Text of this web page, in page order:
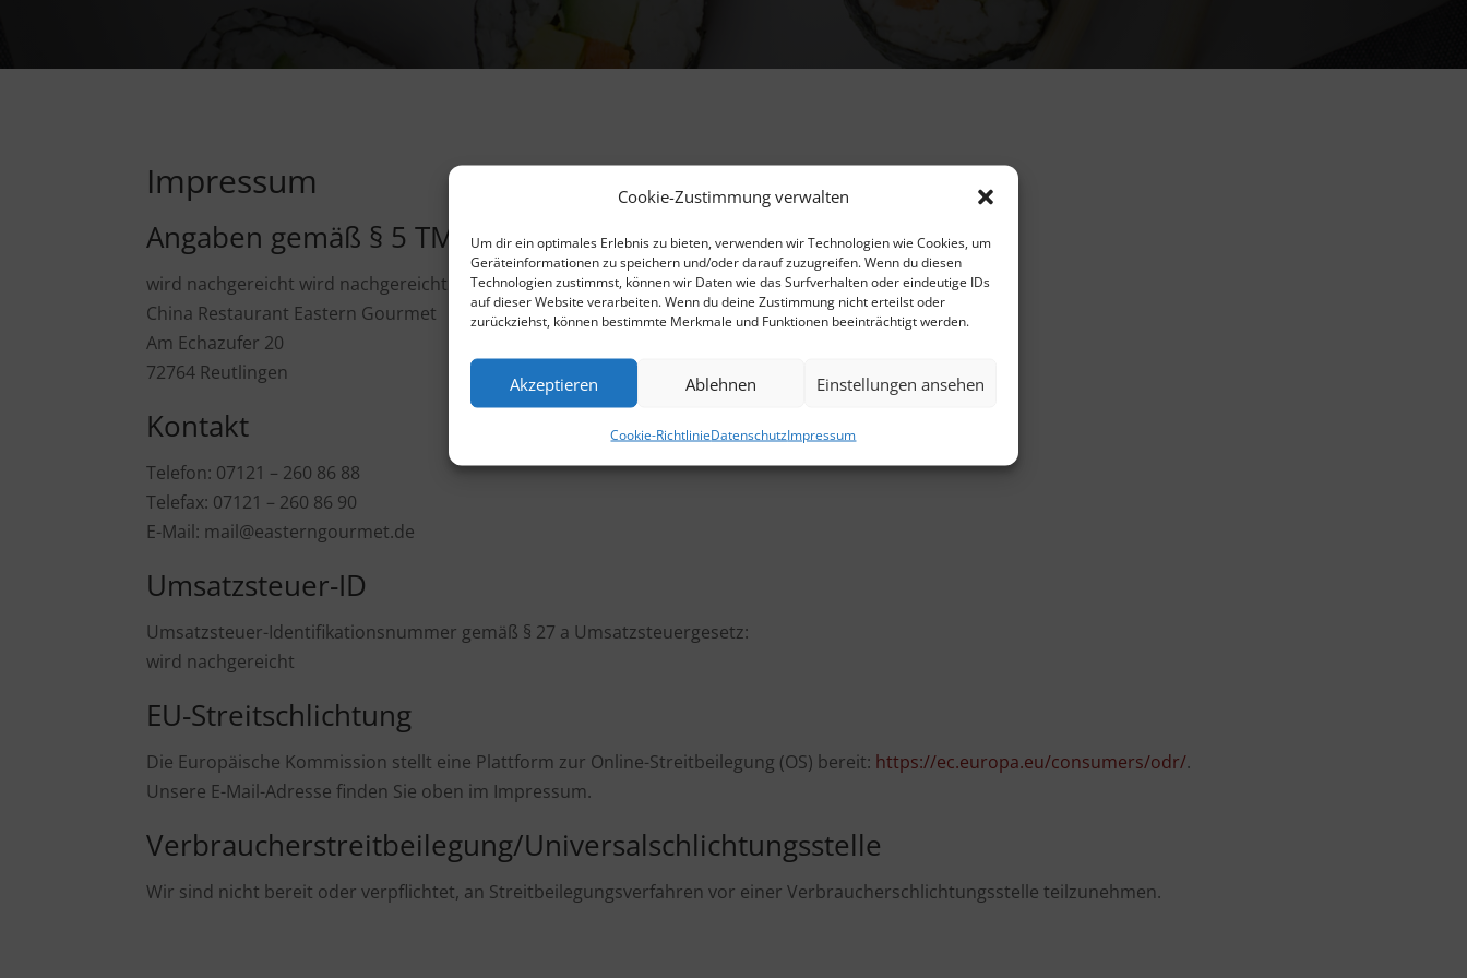
Cookie-Zustimmung verwalten
Um dir ein optimales Erlebnis zu bieten, verwenden wir Technologien wie Cookies, um
Geräteinformationen zu speichern und/oder darauf zuzugreifen. Wenn du diesen
Technologien zustimmst, können wir Daten wie das Surfverhalten oder eindeutige IDs
auf dieser Website verarbeiten. Wenn du deine Zustimmung nicht erteilst oder
zurückziehst, können bestimmte Merkmale und Funktionen beeinträchtigt werden.
Akzeptieren Ablehnen Einstellungen ansehen
Cookie-RichtlinieDatenschutzImpressum
Impressum
Angaben gemäß § 5 TMG
wird nachgereicht wird nachgereicht
China Restaurant Eastern Gourmet
Am Echazufer 20
72764 Reutlingen
Kontakt
Telefon: 07121 – 260 86 88
Telefax: 07121 – 260 86 90
E-Mail: mail@easterngourmet.de
Umsatzsteuer-ID
Umsatzsteuer-Identifikationsnummer gemäß § 27 a Umsatzsteuergesetz:
wird nachgereicht
EU-Streitschlichtung
Die Europäische Kommission stellt eine Plattform zur Online-Streitbeilegung (OS) bereit: https://ec.europa.eu/consumers/odr/.
Unsere E-Mail-Adresse finden Sie oben im Impressum.
Verbraucher­streit­beilegung/Universal­schlichtungs­stelle
Wir sind nicht bereit oder verpflichtet, an Streitbeilegungsverfahren vor einer Verbraucherschlichtungsstelle teilzunehmen.